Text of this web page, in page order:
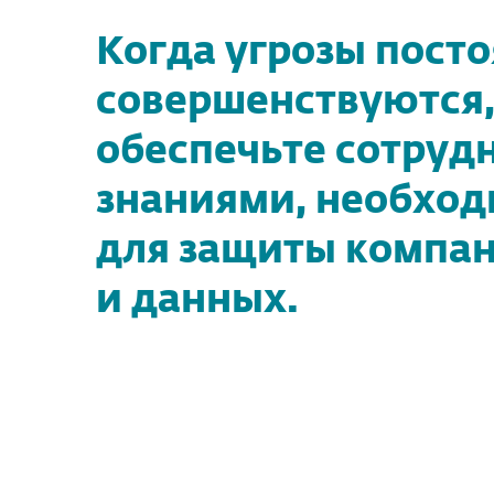
Когда угрозы
совершенствуются,
обеспечьте
знаниями,
для защиты
и данных.